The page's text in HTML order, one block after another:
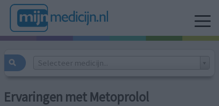
Selecteer medicijn...
Ervaringen met Metoprolol